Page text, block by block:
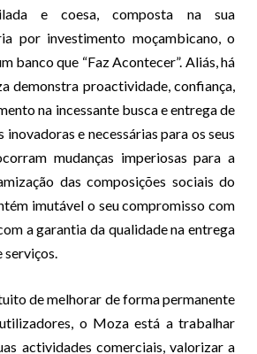
e coesa, composta na sua
por investimento moçambicano, o
banco que “Faz Acontecer”. Aliás, há
demonstra proactividade, confiança,
na incessante busca e entrega de
inovadoras e necessárias para os seus
mudanças imperiosas para a
das composições sociais do
imutável o seu compromisso com
a garantia da qualidade na entrega
serviços.
de melhorar de forma permanente
o Moza está a trabalhar
actividades comerciais, valorizar a